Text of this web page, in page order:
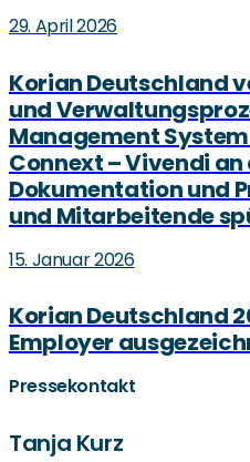
29. April 2026
Korian Deutschland
und
Management
Connext – Vivendi
Dokumentation und
und Mitarbeitende
15. Januar 2026
Korian Deutschland
Employer
Pressekontakt
Tanja Kurz